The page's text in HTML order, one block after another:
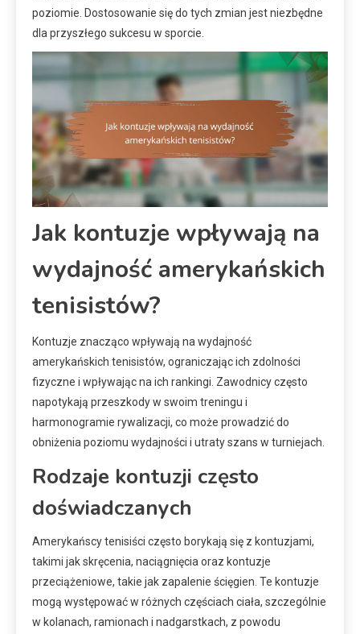
poziomie. Dostosowanie się do tych zmian jest niezbędne
dla przyszłego sukcesu w sporcie.
Jak kontuzje wpływają na
wydajność amerykańskich
tenisistów?
Kontuzje znacząco wpływają na wydajność
amerykańskich tenisistów, ograniczając ich zdolności
fizyczne i wpływając na ich rankingi. Zawodnicy często
napotykają przeszkody w swoim treningu i
harmonogramie rywalizacji, co może prowadzić do
obniżenia poziomu wydajności i utraty szans w turniejach.
Rodzaje kontuzji często
doświadczanych
Amerykańscy tenisiści często borykają się z kontuzjami,
takimi jak skręcenia, naciągnięcia oraz kontuzje
przeciążeniowe, takie jak zapalenie ścięgien. Te kontuzje
mogą występować w różnych częściach ciała, szczególnie
w kolanach, ramionach i nadgarstkach, z powodu